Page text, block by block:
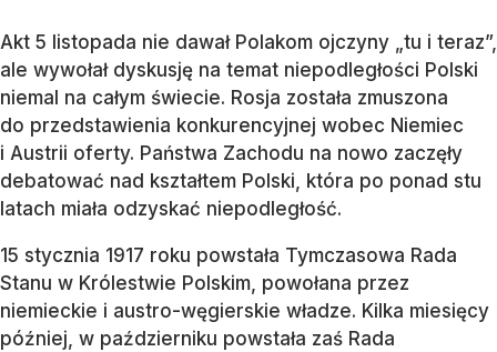
Akt 5 listopada nie dawał Polakom ojczyny „tu i teraz”,
ale wywołał dyskusję na temat niepodległości Polski
niemal na całym świecie. Rosja została zmuszona
do przedstawienia konkurencyjnej wobec Niemiec
i Austrii oferty. Państwa Zachodu na nowo zaczęły
debatować nad kształtem Polski, która po ponad stu
latach miała odzyskać niepodległość.
15 stycznia 1917 roku powstała Tymczasowa Rada
Stanu w Królestwie Polskim, powołana przez
niemieckie i austro-węgierskie władze. Kilka miesięcy
później, w październiku powstała zaś Rada